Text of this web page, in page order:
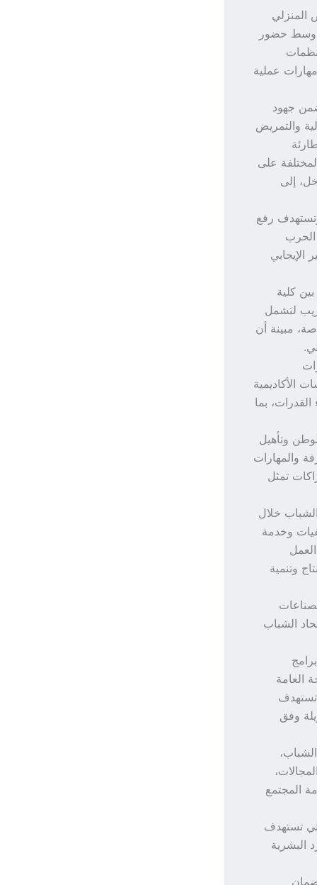
المنزلي
وسط حضور
عملية
جهود
والتمريض
على
إلى
رفع
الإيجابي
كلية
لتشمل
مبينة أن
الأكاديمية
بما
وتأهيل
والمهارات
تمثل
خلال
وخدمة
وتنمية
الشباب
العامة
تستهدف
وفق
المجتمع
تستهدف
البشرية